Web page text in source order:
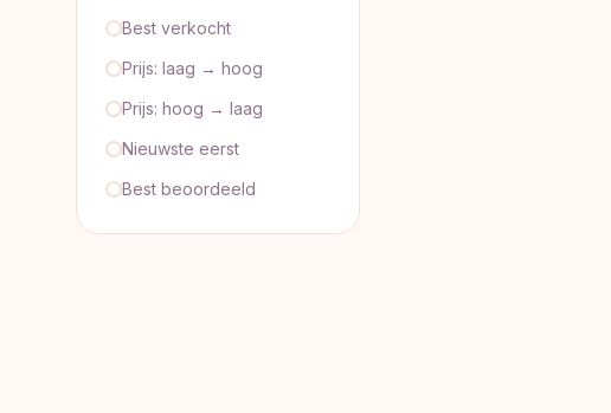
Best verkocht
Prijs: laag → hoog
Prijs: hoog → laag
Nieuwste eerst
Best beoordeeld